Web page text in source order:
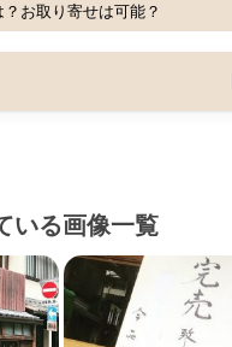
お取り寄せは可能？
いる画像一覧